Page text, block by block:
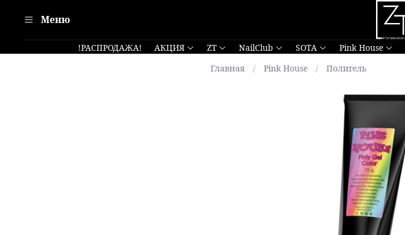
Меню
!РАСПРОДАЖА! АКЦИЯ ZT NailClub SOTA Pink House
Главная
Pink House Полигель